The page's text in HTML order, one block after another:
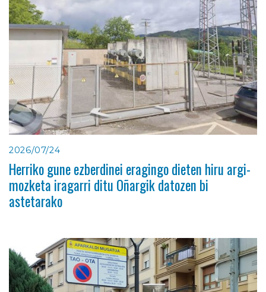
2026/07/24
Herriko gune ezberdinei eragingo dieten hiru argi-
mozketa iragarri ditu Oñargik datozen bi
astetarako